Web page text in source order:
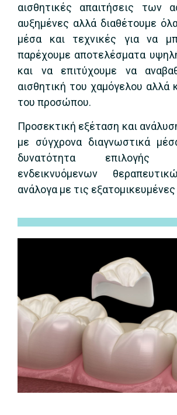
αισθητικές απαιτήσεις των
αυξημένες αλλά διαθέτουμε
μέσα και τεχνικές για να
παρέχουμε αποτελέσματα
και να επιτύχουμε να
αισθητική του χαμόγελου αλλά
του προσώπου.
Προσεκτική εξέταση και
με σύγχρονα διαγνωστικά
δυνατότητα
ενδεικνυόμενων
ανάλογα με τις